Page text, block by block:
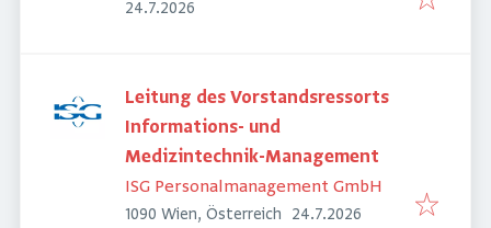
Veröffentlicht
24.7.2026
Leitung des Vorstandsressorts
Informations- und
Medizintechnik-Management
ISG Personalmanagement GmbH
1090 Wien, Österreich Veröffentlicht
24.7.2026